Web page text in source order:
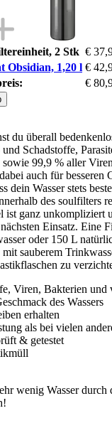
2 Stk €
Obsidian, 1,20 l €
€
du überall
Schadstoffe,
sowie 99,9 % aller
auch für besseren
dein Wasser stets
des soulfilters
ist ganz unkompliziert
Einsatz. Eine
oder 150 L
sauberem
zu
Viren, Bakterien und
des Wassers
erhalten
als bei vielen
& getestet
wenig Wasser